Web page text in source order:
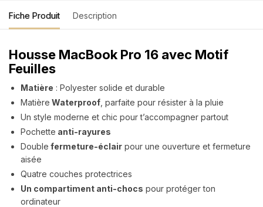
Fiche Produit Description
Housse MacBook Pro 16 avec Motif
Feuilles
Matière : Polyester solide et durable
Matière Waterproof , parfaite pour résister à la pluie
Un style moderne et chic pour t’accompagner partout
Pochette anti-rayures
Double fermeture-éclair pour une ouverture et fermeture
aisée
Quatre couches protectrices
Un compartiment anti-chocs pour protéger ton
ordinateur